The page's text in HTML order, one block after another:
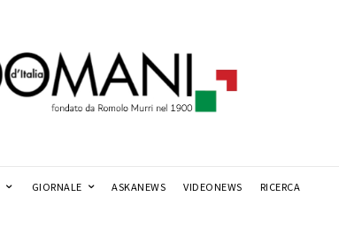
GIORNALE ASKANEWS VIDEONEWS RICERCA